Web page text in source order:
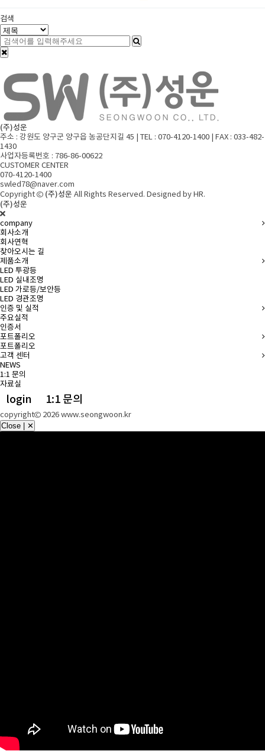
검색
(주)성운
주소 : 강원도 양구군 양구읍 농공단지길 45 | TEL : 070-4120-1400 | FAX : 033-482-
1430
사업자등록번호 : 786-86-00622
CUSTOMER CENTER
070-4120-1400
swled78@naver.com
Copyright © (주)성운 All Rights Reserved. Designed by HR.
(주)성운
company
회사소개
회사연혁
찾아오시는 길
제품소개
LED 투광등
LED 실내조명
LED 가로등/보안등
LED 경관조명
인증 및 실적
주요실적
인증서
포트폴리오
포트폴리오
고객 센터
NEWS
1:1 문의
자료실
login 1:1 문의
copyright© 2026 www.seongwoon.kr
Close | ✕